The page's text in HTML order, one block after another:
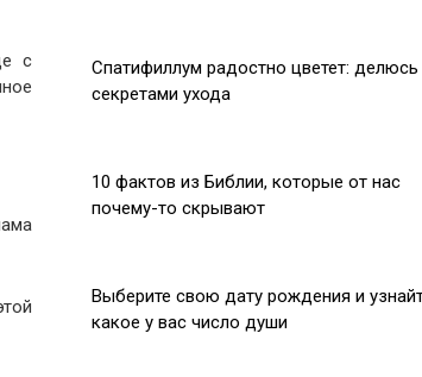
с
Спатифиллум радостно цветет: делюсь
секретами ухода
10 фактов из Библии, которые от нас
почему-то скрывают
Выберите свою дату рождения и
какое у вас число души